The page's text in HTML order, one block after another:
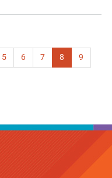
Page
5 Page
6 Page
7
目
前
8 Page
9